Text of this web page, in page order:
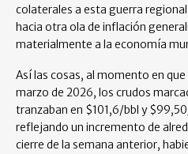
colaterales a esta guerra
hacia otra ola de inflación
materialmente a la economía
Así las cosas, al momento en
marzo de 2026, los crudos
tranzaban en $101,6/bbl y
reflejando un incremento de
cierre de la semana anterior,